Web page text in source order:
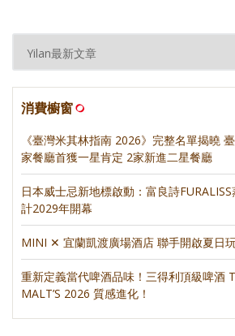
消費櫥窗
《臺灣米其林指南 2026》完整名單揭曉
家餐廳首獲一星肯定 2家新進二星餐廳
日本威士忌新地標啟動：富良詩
計2029年開幕
MINI ✕ 宜蘭凱渡廣場酒店 聯手開啟夏日
重新定義當代啤酒品味！三得利頂級啤酒
MALT’S 2026 質感進化！